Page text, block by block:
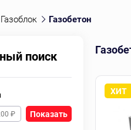
Газоблок Газобетон
поиск
Показать